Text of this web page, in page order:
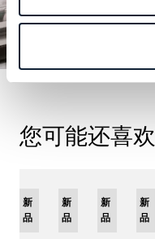
您可能还喜欢
新
品
新
品
新
品
新
品